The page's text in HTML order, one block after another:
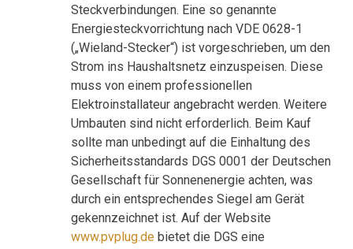
Steckverbindungen. Eine so genannte
Energiesteckvorrichtung nach VDE 0628-1
(„Wieland-Stecker“) ist vorgeschrieben, um den
Strom ins Haushaltsnetz einzuspeisen. Diese
muss von einem professionellen
Elektroinstallateur angebracht werden. Weitere
Umbauten sind nicht erforderlich. Beim Kauf
sollte man unbedingt auf die Einhaltung des
Sicherheitsstandards DGS 0001 der Deutschen
Gesellschaft für Sonnenenergie achten, was
durch ein entsprechendes Siegel am Gerät
gekennzeichnet ist. Auf der Website
www.pvplug.de bietet die DGS eine